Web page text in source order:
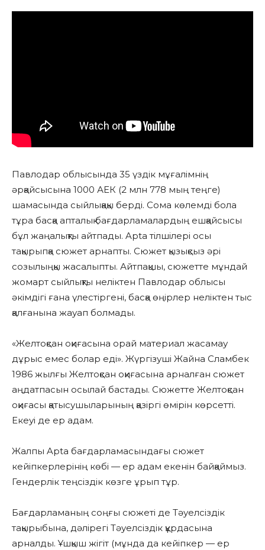
Павлодар облысында 35 үздік мұғалімнің
әрқайсысына 1000 АЕК (2 млн 778 мың теңге)
шамасында сыйлықақы берді. Сома көлемді бола
тұра басқа апталық бағдарламалардың ешқайсысы
бұл жаңалықты айтпады. Apta тілшілері осы
тақырыпқа сюжет арнапты. Сюжет қызықсыз әрі
созылыңқы жасалыпты. Айтпақшы, сюжетте мұндай
жомарт сыйлықты неліктен Павлодар облысы
әкімдігі ғана үлестіргені, басқа өңірлер неліктен тыс
қалғанына жауап болмады.
«Желтоқсан оқиғасына орай материал жасамау
дұрыс емес болар еді». Жүргізуші Жайна Сламбек
1986 жылғы Желтоқсан оқиғасына арналған сюжет
аңдатпасын осылай бастады. Сюжетте Желтоқсан
оқиғасы қатысушыларының қазіргі өмірін көрсетті.
Екеуі де ер адам.
Жалпы Apta бағдарламасындағы сюжет
кейіпкерлерінің көбі — ер адам екенін байқаймыз.
Гендерлік теңсіздік көзге ұрып тұр.
Бағдарламаның соңғы сюжеті де Тәуелсіздік
тақырыбына, дәлірегі Тәуелсіздік құрдасына
арналды. Ұшқыш жігіт (мұнда да кейіпкер — ер